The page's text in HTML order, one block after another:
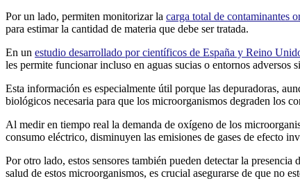
Por un lado, permiten monitorizar la carga total de contaminantes
para estimar la cantidad de materia que debe ser tratada.
En un estudio desarrollado por científicos de España y Reino
les permite funcionar incluso en aguas sucias o entornos adversos
Esta información es especialmente útil porque las depuradoras,
biológicos necesaria para que los microorganismos degraden los
Al medir en tiempo real la demanda de oxígeno de los
consumo eléctrico, disminuyen las emisiones de gases de efecto
Por otro lado, estos sensores también pueden detectar la presencia
salud de estos microorganismos, es crucial asegurarse de que no